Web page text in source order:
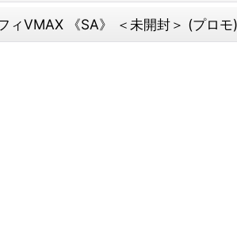
ィVMAX 《SA》 ＜未開封＞ (プロ